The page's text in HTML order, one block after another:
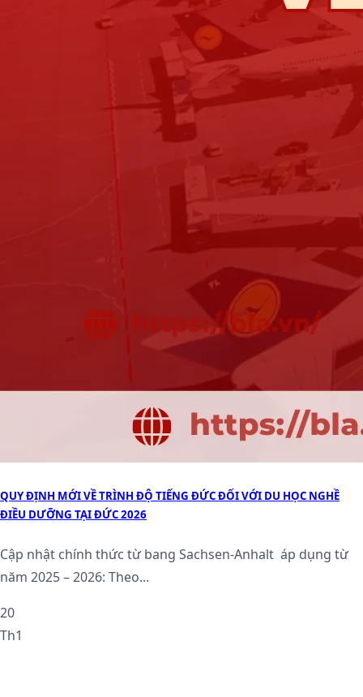
QUY ĐỊNH MỚI VỀ TRÌNH ĐỘ TIẾNG ĐỨC ĐỐI VỚI DU HỌC NGHỀ
ĐIỀU DƯỠNG TẠI ĐỨC 2026
Cập nhật chính thức từ bang Sachsen-Anhalt áp dụng từ
năm 2025 – 2026: Theo...
20
Th1